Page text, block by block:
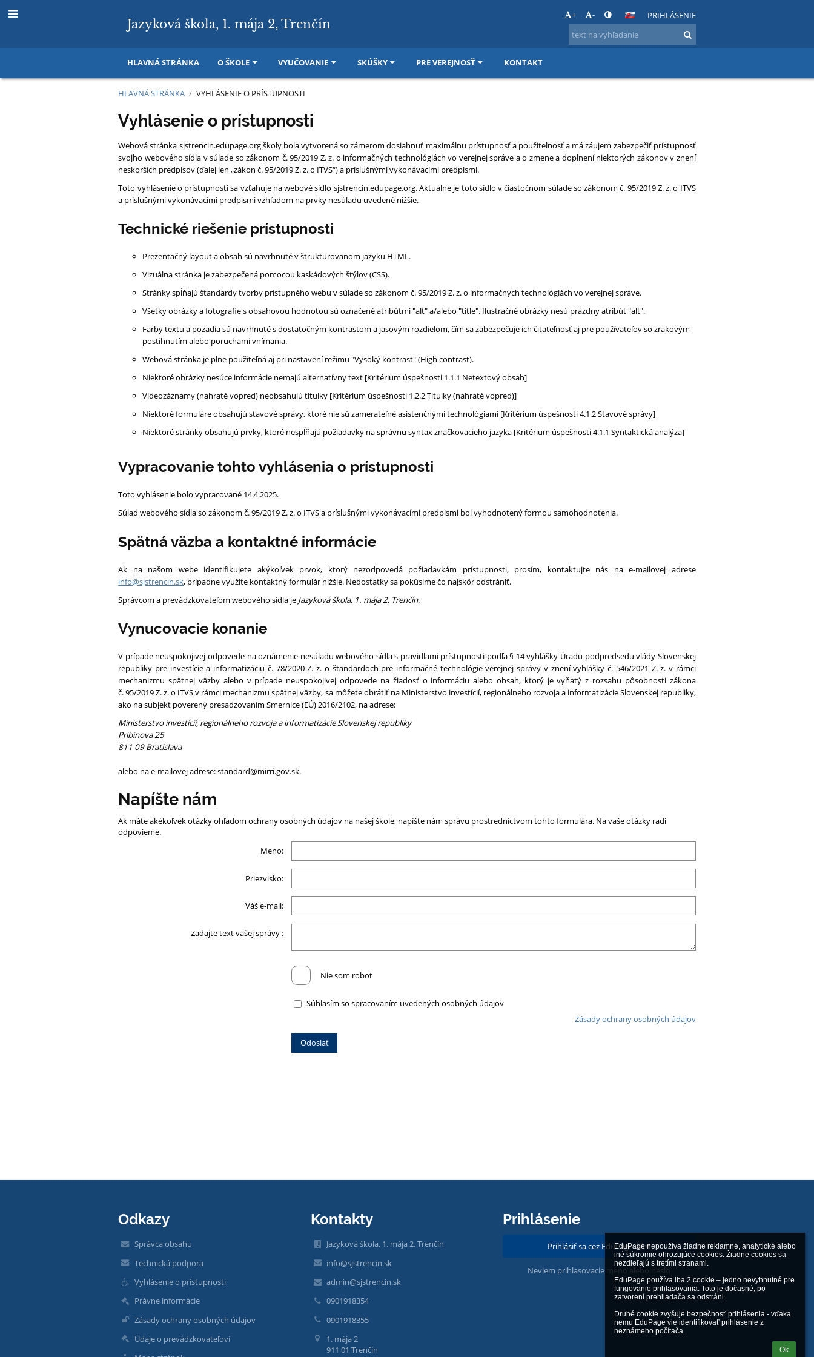
EduPage nepoužíva žiadne reklamné, analytické alebo
iné súkromie ohrozujúce cookies. Žiadne cookies sa
nezdieľajú s tretími stranami.
EduPage používa iba 2 cookie – jedno nevyhnutné pre
fungovanie prihlasovania. Toto je dočasné, po
zatvorení prehliadača sa odstráni.
Druhé cookie zvyšuje bezpečnosť prihlásenia - vďaka
nemu EduPage vie identifikovať prihlásenie z
neznámeho počítača.
Ok
Jazyková škola, 1. mája 2, Trenčín
+ - PRIHLÁSENIE
HLAVNÁ STRÁNKA O ŠKOLE VYUČOVANIE SKÚŠKY PRE VEREJNOSŤ KONTAKT
HLAVNÁ STRÁNKA / VYHLÁSENIE O PRÍSTUPNOSTI
Vyhlásenie
o
prístupnosti
Vyhlásenie o prístupnosti
Webová stránka sjstrencin.edupage.org školy bola vytvorená so zámerom dosiahnuť maximálnu prístupnosť a použiteľnosť a má záujem zabezpečiť prístupnosť
svojho webového sídla v súlade so zákonom č. 95/2019 Z. z. o informačných technológiách vo verejnej správe a o zmene a doplnení niektorých zákonov v znení
neskorších predpisov (ďalej len „zákon č. 95/2019 Z. z. o ITVS“) a príslušnými vykonávacími predpismi.
Toto vyhlásenie o prístupnosti sa vzťahuje na webové sídlo sjstrencin.edupage.org. Aktuálne je toto sídlo v čiastočnom súlade so zákonom č. 95/2019 Z. z. o ITVS
a príslušnými vykonávacími predpismi vzhľadom na prvky nesúladu uvedené nižšie.
Technické riešenie prístupnosti
Prezentačný layout a obsah sú navrhnuté v štrukturovanom jazyku HTML.
Vizuálna stránka je zabezpečená pomocou kaskádových štýlov (CSS).
Stránky spĺňajú štandardy tvorby prístupného webu v súladeso zákonom č. 95/2019 Z. z. o informačných technológiách vo verejnej správe.
Všetky obrázky a fotografie s obsahovou hodnotou sú označené atribútmi "alt" a/alebo "title". Ilustračné obrázky nesú prázdny atribút "alt".
Farby textu a pozadia sú navrhnuté s dostatočným kontrastom a jasovým rozdielom, čím sa zabezpečuje ich čitateľnosť aj pre používateľov so zrakovým
postihnutím alebo poruchami vnímania.
Webová stránka je plne použiteľná aj pri nastavení režimu "Vysoký kontrast" (High contrast).
Niektoré obrázky nesúce informácie nemajú alternatívny text [Kritérium úspešnosti 1.1.1 Netextový obsah]
Videozáznamy (nahraté vopred) neobsahujú titulky [Kritérium úspešnosti 1.2.2 Titulky (nahraté vopred)]
Niektoré formuláre obsahujú stavové správy, ktoré nie sú zamerateľné asistenčnými technológiami [Kritérium úspešnosti 4.1.2 Stavové správy]
Niektoré stránky obsahujú prvky, ktoré nespĺňajú požiadavky na správnu syntax značkovacieho jazyka [Kritérium úspešnosti 4.1.1 Syntaktická analýza]
Vypracovanie tohto vyhlásenia o prístupnosti
Toto vyhlásenie bolo vypracované 14.4.2025.
Súlad webového sídla so zákonom č. 95/2019 Z. z. o ITVS a príslušnými vykonávacími predpismi bol vyhodnotený formou samohodnotenia.
Spätná väzba a kontaktné informácie
Ak na našom webe identifikujete akýkoľvek prvok, ktorý nezodpovedá požiadavkám prístupnosti, prosím, kontaktujte nás na e-mailovej adrese
info@sjstrencin.sk, prípadne využite kontaktný formulár nižšie. Nedostatky sa pokúsime čo najskôr odstrániť.
Správcom a prevádzkovateľom webového sídla je Jazyková škola, 1. mája 2, Trenčín.
Vynucovacie konanie
V prípade neuspokojivej odpovede na oznámenie nesúladu webového sídla s pravidlami prístupnosti podľa § 14 vyhlášky Úradu podpredsedu vlády Slovenskej
republiky pre investície a informatizáciu č. 78/2020 Z. z. o štandardoch pre informačné technológie verejnej správy v znení vyhlášky č. 546/2021 Z. z. v rámci
mechanizmu spätnej väzby alebo v prípade neuspokojivej odpovede na žiadosť o informáciu alebo obsah, ktorý je vyňatý z rozsahu pôsobnosti zákona
č. 95/2019 Z. z. o ITVS v rámci mechanizmu spätnej väzby, sa môžete obrátiť na Ministerstvo investícií, regionálneho rozvoja a informatizácie Slovenskej republiky,
ako na subjekt poverený presadzovaním Smernice (EÚ) 2016/2102, na adrese:
Ministerstvo investícií, regionálneho rozvoja a informatizácie Slovenskej republiky
Pribinova 25
811 09 Bratislava
alebo na e-mailovej adrese: standard@mirri.gov.sk.
Napíšte nám
Ak máte akékoľvek otázky ohľadom ochrany osobných údajov na našej škole, napíšte nám správu prostredníctvom tohto formulára. Na vaše otázky radi
odpovieme.
Meno:
Priezvisko:
Váš e-mail:
Zadajte text vašej správy :
Nie som robot
Súhlasím so spracovaním uvedených osobných údajov
Zásady ochrany osobných údajov
Odkazy
Správca obsahu
Technická podpora
Vyhlásenie o prístupnosti
Právne informácie
Zásady ochrany osobných údajov
Údaje o prevádzkovateľovi
Kontakty
Jazyková škola, 1. mája 2, Trenčín
info@sjstrencin.sk
admin@sjstrencin.sk
0901918354
0901918355
1. mája 2
911 01 Trenčín
Prihlásenie
Prihlásiť sa cez EduPage účet
Neviem prihlasovacie meno alebo heslo